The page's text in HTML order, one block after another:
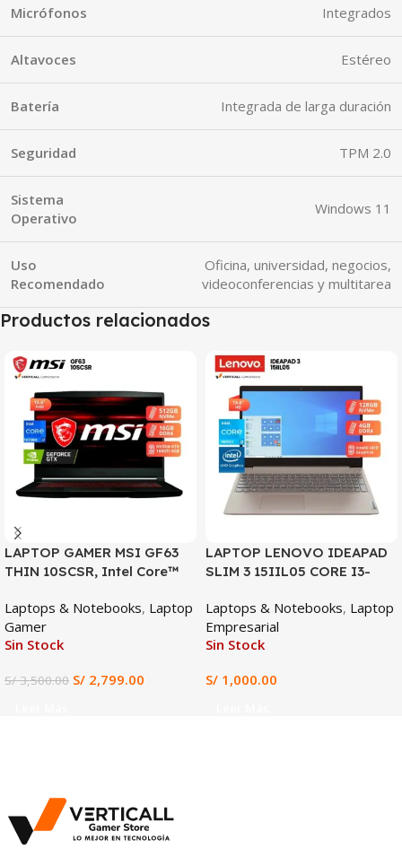
Micrófonos Integrados
Altavoces Estéreo
Batería Integrada de larga duración
Seguridad TPM 2.0
Sistema
Operativo
Windows 11
Uso
Recomendado
Oficina, universidad, negocios,
videoconferencias y multitarea
Productos relacionados
SALE
LAPTOP GAMER MSI GF63
THIN 10SCSR, Intel Core™
512GB SSD, NVIDIA
GeForce GTX 1650 Ti 4GB,
Pantalla 15.6” FHD IPS
Profesional
Laptops & Notebooks, Laptop
Gamer
Sin Stock
S/3,500.00 S/ 2,799.00
LAPTOP LENOVO IDEAPAD
SLIM 3 15IIL05 CORE I3-
SSD, 15.6″ HD
Laptops & Notebooks, Laptop
Empresarial
Sin Stock
S/ 1,000.00